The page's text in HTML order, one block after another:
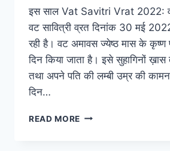
इस साल Vat Savitri Vrat 2022:
वट सावित्री व्रत दिनांक 30 मई
रही है। वट अमावस ज्येष्ठ मास के कृष्ण
दिन किया जाता है। इसे सुहागिनों ख़ास
तथा अपने पति की लम्बी उम्र की
दिन…
READ MORE VAT